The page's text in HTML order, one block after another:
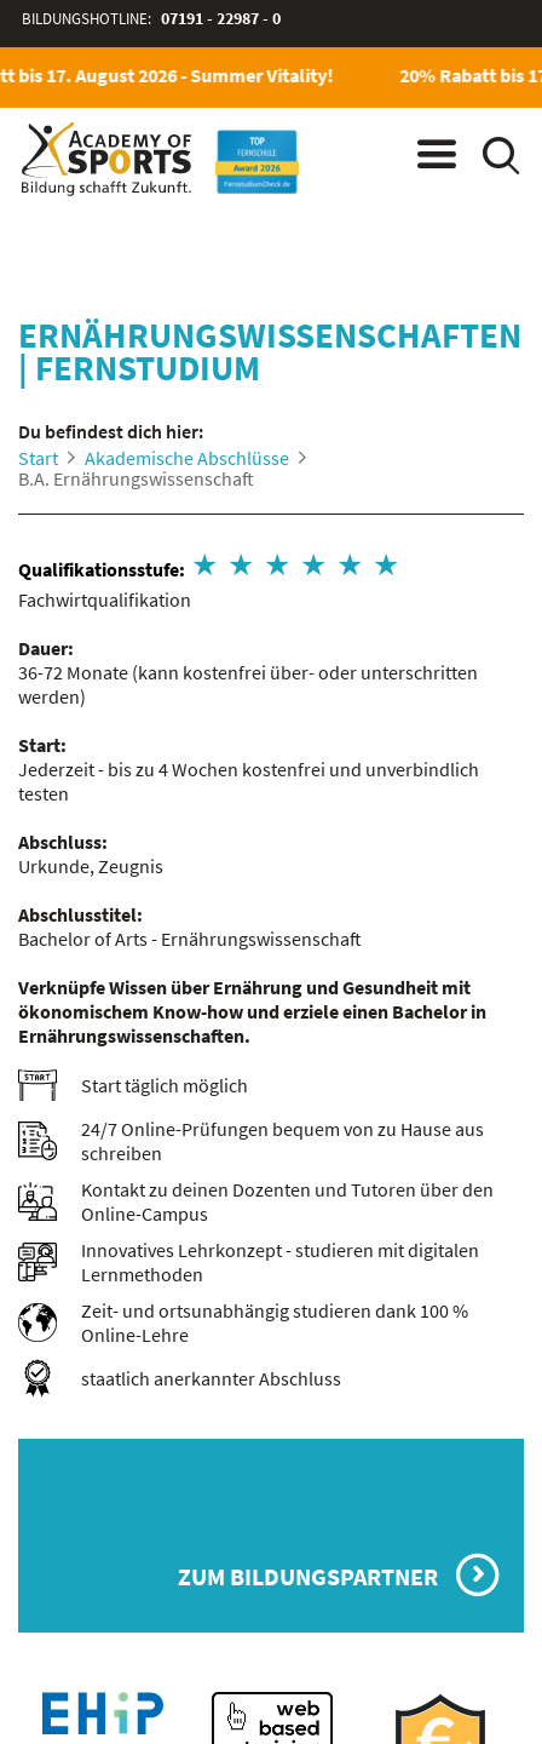
BILDUNGSHOTLINE: 07191 - 22987 - 0
bis 17. August 2026 - Summer Vitality! 20% Rabatt bis
ERNÄHRUNGSWISSENSCHAFTEN
| FERNSTUDIUM
Du befindest dich hier:
Start
Akademische Abschlüsse
B.A. Ernährungswissenschaft
Qualifikationsstufe:
Fachwirtqualifikation
Dauer:
36-72 Monate (kann kostenfrei über- oder unterschritten
werden)
Start:
Jederzeit - bis zu 4 Wochen kostenfrei und unverbindlich
testen
Abschluss:
Urkunde, Zeugnis
Abschlusstitel:
Bachelor of Arts - Ernährungswissenschaft
Verknüpfe Wissen über Ernährung und Gesundheit mit
ökonomischem Know-how und erziele einen Bachelor in
Ernährungswissenschaften.
Start täglich möglich
24/7 Online-Prüfungen bequem von zu Hause aus
schreiben
Kontakt zu deinen Dozenten und Tutoren über den
Online-Campus
Innovatives Lehrkonzept - studieren mit digitalen
Lernmethoden
Zeit- und ortsunabhängig studieren dank 100 %
Online-Lehre
staatlich anerkannter Abschluss
ZUM BILDUNGSPARTNER